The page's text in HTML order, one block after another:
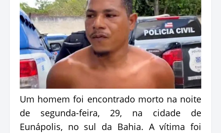
Um homem foi encontrado morto na noite
de segunda-feira, 29, na cidade de
Eunápolis, no sul da Bahia. A vítima foi